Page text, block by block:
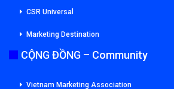
CSR Universal
Marketing Destination
CỘNG ĐỒNG – Community
Vietnam Marketing Association